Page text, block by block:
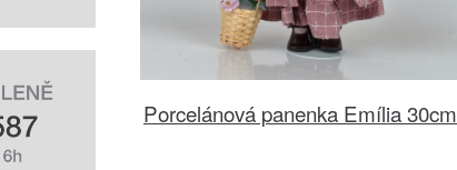
Porcelánová panenka Emília 30cm